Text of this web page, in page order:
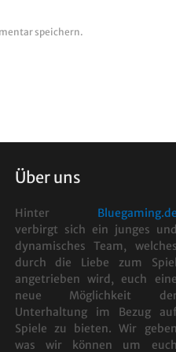
speichern.
Über uns
Hinter Bluegaming.de
verbirgt sich ein junges und
dynamisches Team, welches
durch die Liebe zum Spiel
angetrieben wird, euch eine
neue Möglichkeit der
Unterhaltung im Bezug
Spiele zu bieten. Wir geben
was wir können um euch